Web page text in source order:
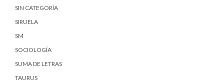
SIN CATEGORÍA
SIRUELA
SM
SOCIOLOGÍA
SUMA DE LETRAS
TAURUS